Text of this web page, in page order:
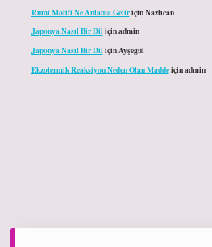
Rumi Motifi Ne Anlama GeliriçinNazlıcan
Japonya Nasıl Bir Diliçinadmin
Japonya Nasıl Bir DiliçinAyşegül
Ekzotermik Reaksiyon Neden Olan Maddeiçinadmin